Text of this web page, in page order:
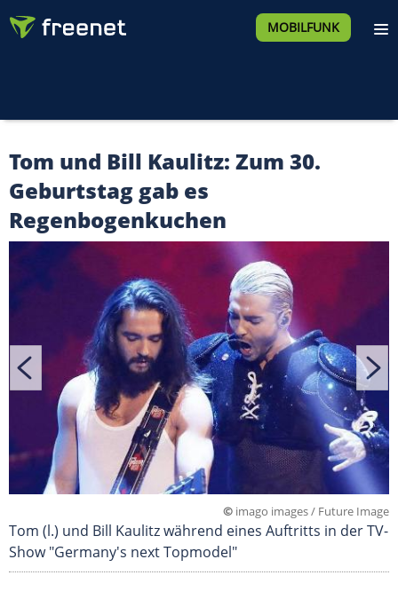
MOBILFUNK
Tom und Bill Kaulitz: Zum 30.
Geburtstag gab es
Regenbogenkuchen
© imago images / Future Image
Tom (l.) und Bill Kaulitz während eines Auftritts in der TV-
Show "Germany's next Topmodel"